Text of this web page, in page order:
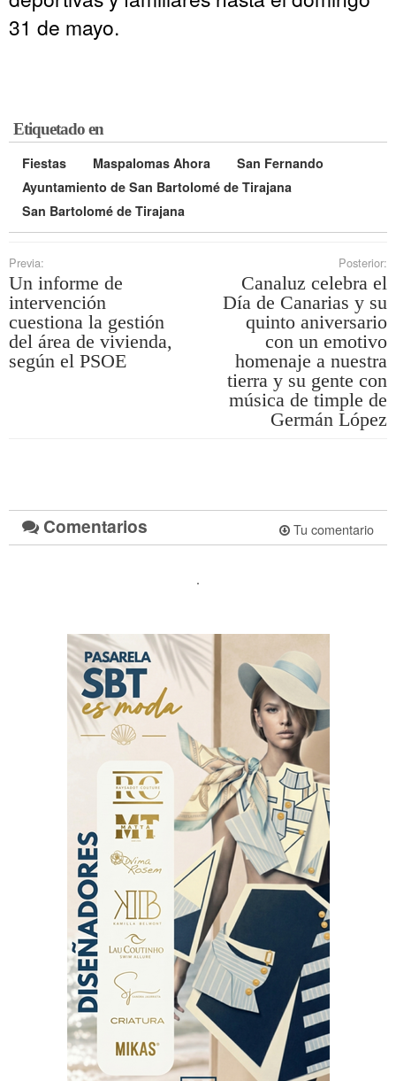
31 de mayo.
Etiquetado en
Fiestas Maspalomas Ahora
San Fernando
Ayuntamiento de San Bartolomé de Tirajana
San Bartolomé de Tirajana
Previa:
Un informe de
intervención
cuestiona la gestión
del área de vivienda,
según el PSOE
Posterior:
Canaluz celebra el
Día de Canarias y su
quinto aniversario
con un emotivo
homenaje a nuestra
tierra y su gente con
música de timple de
Germán López
Comentarios Tu comentario
.